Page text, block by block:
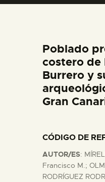
█
DIDÁCTICA
Poblado
costero de
Burrero y
Gran
CÓDIGO DE
AUTOR/ES:
Francisco M.;
RODRÍGUEZ